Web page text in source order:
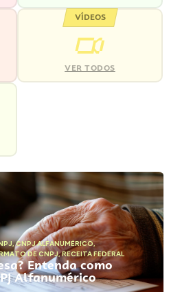
VÍDEOS
VER TODOS
,CNPJ ALFANUMÉRICO,
DE CNPJ,RECEITA FEDERAL
Entenda como
Alfanumérico